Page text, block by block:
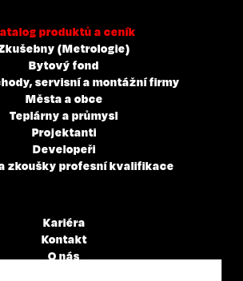
produktů a ceník
(Metrologie)
Bytový fond
servisní a montážní firmy
Města a obce
Teplárny a průmysl
Projektanti
Developeři
zkoušky profesní kvalifikace
Kariéra
Kontakt
O nás